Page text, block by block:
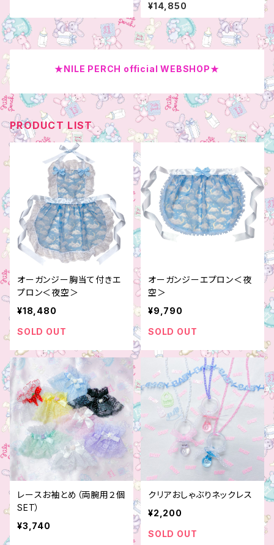
¥14,850
★NILE PERCH official WEBSHOP★
PRODUCT LIST
オーガンジー胸当て付きエ
プロン＜夜空＞
¥18,480
SOLD OUT
オーガンジーエプロン＜夜
空＞
¥9,790
SOLD OUT
レースお袖とめ（両腕用２個
SET）
¥3,740
クリアおしゃぶりネックレス
¥2,200
SOLD OUT